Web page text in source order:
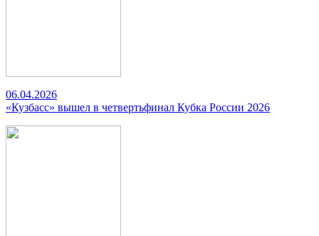
06.04.2026
«Кузбасс» вышел в четвертьфинал Кубка России 2026